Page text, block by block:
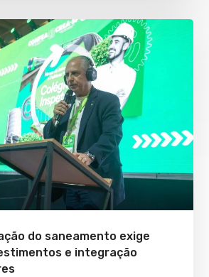
do saneamento exige
e integração